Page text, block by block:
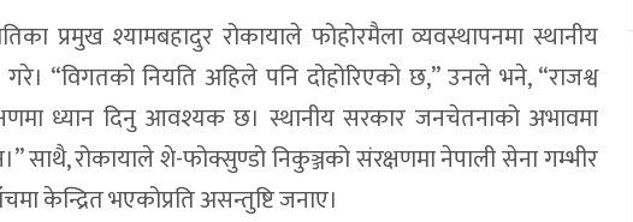
प्रमुख श्यामबहादुर रोकायाले फोहोरमैला व्यवस्थापनमा स्थानीय
“विगतको नियति अहिले पनि दोहोरिएको छ,” उनले भने, “राजश्व
ध्यान दिनु आवश्यक छ। स्थानीय सरकार जनचेतनाको अभावमा
साथै, रोकायाले शे-फोक्सुण्डो निकुञ्जको संरक्षणमा नेपाली सेना गम्भीर
केन्द्रित भएकोप्रति असन्तुष्टि जनाए।